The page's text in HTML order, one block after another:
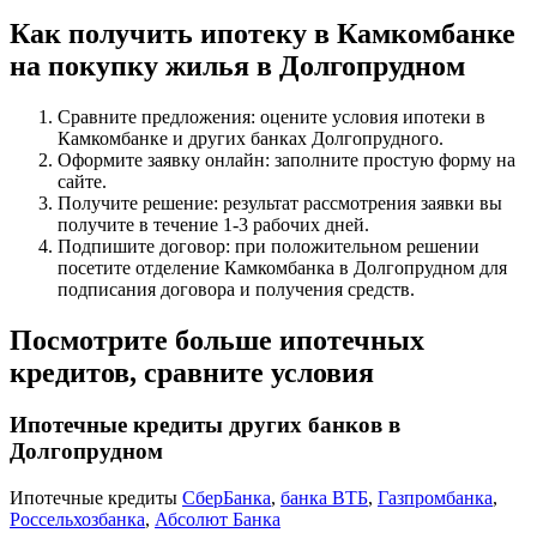
Как получить ипотеку в Камкомбанке
на покупку жилья в Долгопрудном
Сравните предложения: оцените условия ипотеки в
Камкомбанке и других банках Долгопрудного.
Оформите заявку онлайн: заполните простую форму на
сайте.
Получите решение: результат рассмотрения заявки вы
получите в течение 1-3 рабочих дней.
Подпишите договор: при положительном решении
посетите отделение Камкомбанка в Долгопрудном для
подписания договора и получения средств.
Посмотрите больше ипотечных
кредитов, сравните условия
Ипотечные кредиты других банков в
Долгопрудном
Ипотечные кредиты СберБанка, банка ВТБ, Газпромбанка,
Россельхозбанка, Абсолют Банка